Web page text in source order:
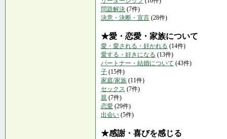
問題解決 (7件)
決意・決断・宣言 (28件)
★愛・恋愛・家族について
愛・愛される・好かれる (14件)
愛する・好きになる (13件)
パートナー・結婚について (43件)
子 (15件)
家庭/家族 (11件)
セックス (7件)
親 (7件)
恋愛 (29件)
出会い (5件)
★感謝・喜びを感じる